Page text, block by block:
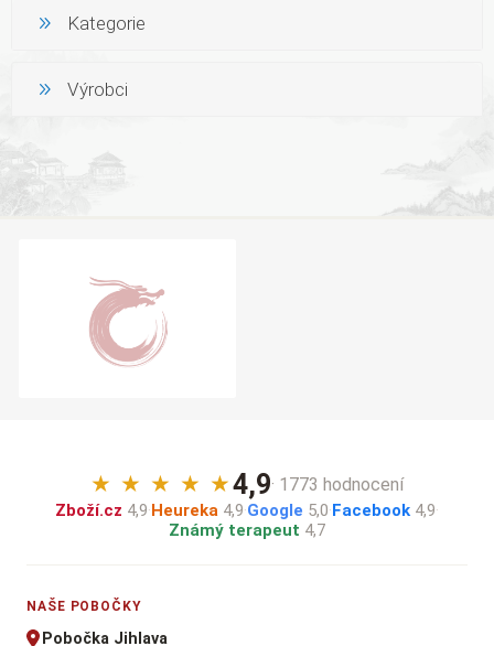
Kategorie
Výrobci
★ ★ ★ ★ ★4,9· 1773 hodnocení
Zboží.cz 4,9·Heureka 4,9·Google 5,0·Facebook 4,9·
Známý terapeut 4,7
NAŠE POBOČKY
Pobočka Jihlava